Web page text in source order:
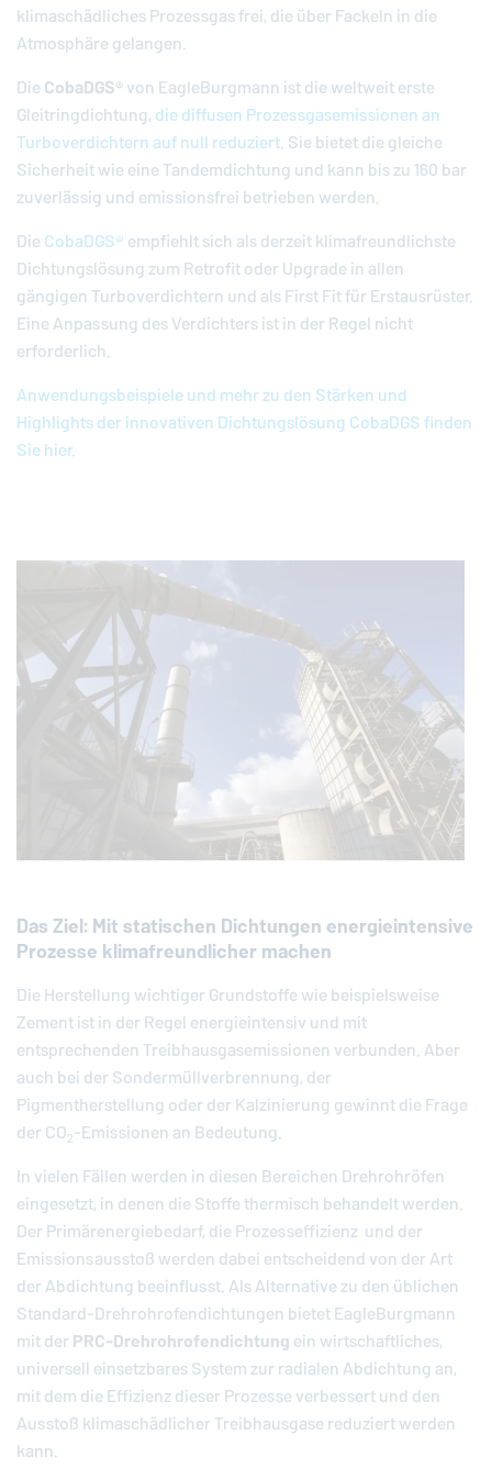
klimaschädliches Prozessgas frei, die über Fackeln in die
Atmosphäre gelangen.
DieCobaDGS®von EagleBurgmann ist die weltweit erste
Gleitringdichtung,die diffusen Prozessgasemissionen an
Turboverdichtern auf null reduziert. Sie bietet die gleiche
Sicherheit wie eine Tandemdichtung und kann bis zu 160 bar
zuverlässig und emissionsfrei betrieben werden.
DieCobaDGS®empfiehlt sich als derzeit klimafreundlichste
Dichtungslösung zum Retrofit oder Upgrade in allen
gängigen Turboverdichtern und als First Fit für Erstausrüster.
Eine Anpassung des Verdichters ist in der Regel nicht
erforderlich.
Anwendungsbeispiele und mehr zu den Stärken und
Highlights der innovativen Dichtungslösung CobaDGS finden
Sie hier.
Das Ziel: Mit statischen Dichtungen energieintensive
Prozesse klimafreundlicher machen
Die Herstellung wichtiger Grundstoffe wie beispielsweise
Zement ist in der Regel energieintensiv und mit
entsprechenden Treibhausgasemissionen verbunden. Aber
auch bei der Sondermüllverbrennung, der
Pigmentherstellung oder der Kalzinierung gewinnt die Frage
der CO2-Emissionen an Bedeutung.
In vielen Fällen werden in diesen Bereichen Drehrohröfen
eingesetzt, in denen die Stoffe thermisch behandelt werden.
Der Primärenergiebedarf, die Prozesseffizienz und der
Emissionsausstoß werden dabei entscheidend von der Art
der Abdichtung beeinflusst. Als Alternative zu den üblichen
Standard-Drehrohrofendichtungen bietetEagleBurgmann
mit derPRC-Drehrohrofendichtungein wirtschaftliches,
universell einsetzbares System zur radialen Abdichtung an,
mit dem die Effizienz dieser Prozesse verbessert und den
Ausstoß klimaschädlicher Treibhausgase reduziert werden
kann.